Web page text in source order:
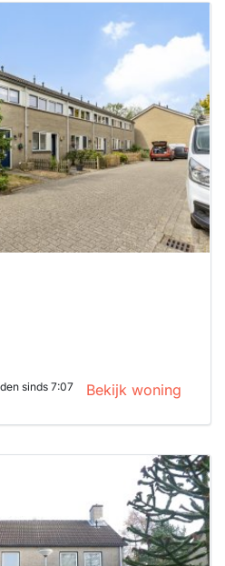
sinds 7:07 Bekijk woning